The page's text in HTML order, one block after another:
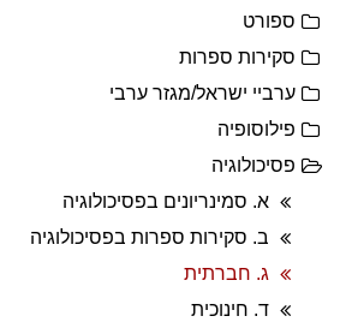
ספורט
סקירות ספרות
ערביי ישראל/מגזר ערבי
פילוסופיה
פסיכולוגיה
א. סמינריונים בפסיכולוגיה
ב. סקירות ספרות בפסיכולוגיה
ג. חברתית
ד. חינוכית